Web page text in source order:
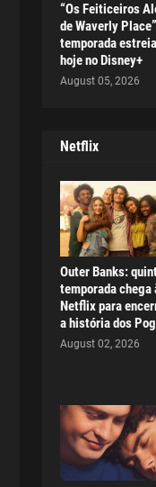
“Os Feiticeiros
de Waverly
temporada estreia
hoje no Disney+
August 05, 2026
Netflix
Outer Banks:
temporada chega
Netflix para
a história dos
August 02, 2026